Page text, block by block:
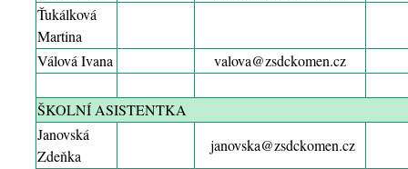
Ťukálková
Martina
Válová Ivana
valova@zsdckomen.cz
ŠKOLNÍ ASISTENTKA
Janovská
Zdeňka
janovska@zsdckomen.cz